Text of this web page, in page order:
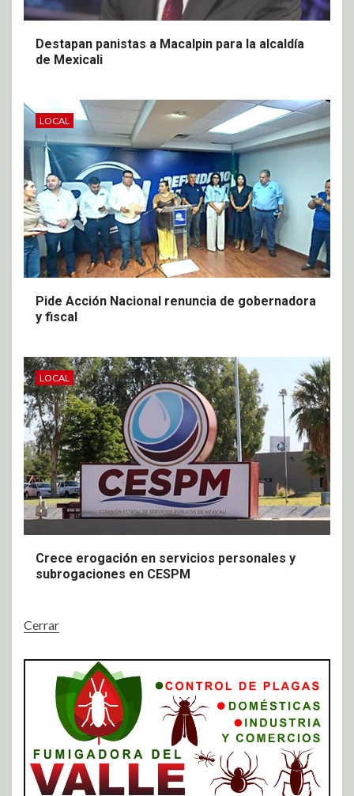
Destapan panistas a Macalpin para la alcaldía
de Mexicali
LOCAL
Pide Acción Nacional renuncia de gobernadora
y fiscal
LOCAL
Crece erogación en servicios personales y
subrogaciones en CESPM
Cerrar